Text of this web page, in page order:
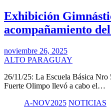
Exhibición
acompañamiento
noviembre 26, 2025
ALTO PARAGUAY
26/11/25: La Escuela Básica
Fuerte Olimpo llevó a cabo el…
A-NOV2025 NOTICIAS